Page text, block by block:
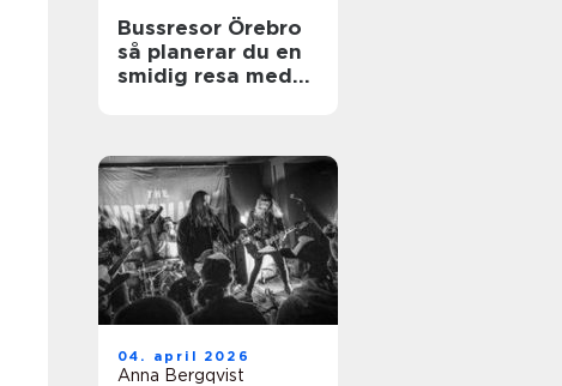
Bussresor Örebro
så planerar du en
smidig resa med
04. april 2026
Anna Bergqvist